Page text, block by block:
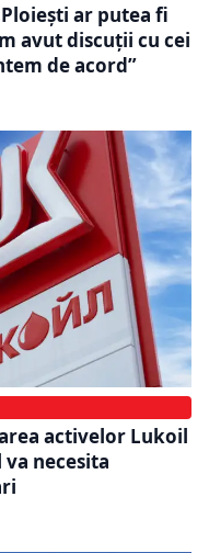
ar putea fi
avut discuţii cu cei
de acord”
activelor Lukoil
necesita